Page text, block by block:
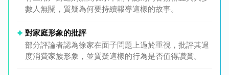
數人無關，質疑為何要持續報導這樣的故事。
對家庭形象的批評
部分評論者認為徐家在面子問題上過於重視，批評其過
度消費家族形象，並質疑這樣的行為是否值得讚賞。